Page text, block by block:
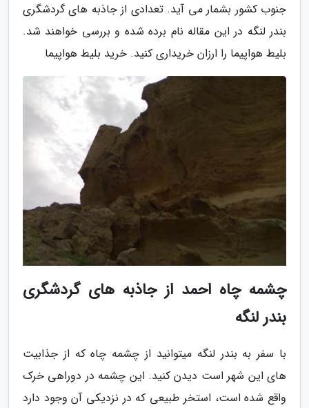
جنوب کشور بشمار می آید. تعدادی از جاذبه های گردشگری
بندر لنگه در این مقاله نام برده شده و بررسی خواهند شد.
بلیط هواپیما را ارزان خریداری کنید. خرید بلیط هواپیما
چشمه چاه احمد از جاذبه های گردشگری
بندر لنگه
با سفر به بندر لنگه میتوانید از چشمه چاه که از جذابیت
های این شهر است دیدن کنید. این چشمه در دوراهی خرک
واقع شده است، استخر طبیعی که در نزدیکی آن وجود دارد